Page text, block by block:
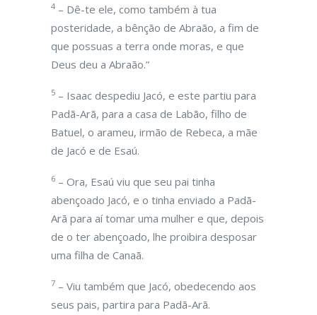
4 – Dê-te ele, como também à tua
posteridade, a bênção de Abraão, a fim de
que possuas a terra onde moras, e que
Deus deu a Abraão.”
5 – Isaac despediu Jacó, e este partiu para
Padã-Arã, para a casa de Labão, filho de
Batuel, o arameu, irmão de Rebeca, a mãe
de Jacó e de Esaú.
6 – Ora, Esaú viu que seu pai tinha
abençoado Jacó, e o tinha enviado a Padã-
Arã para aí tomar uma mulher e que, depois
de o ter abençoado, lhe proibira desposar
uma filha de Canaã.
7 – Viu também que Jacó, obedecendo aos
seus pais, partira para Padã-Arã.